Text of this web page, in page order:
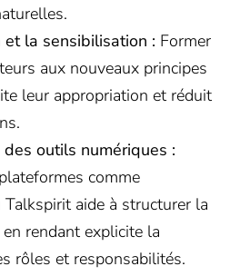
et la sensibilisation : Former
aux nouveaux principes
leur appropriation et réduit
des outils numériques :
comme
aide à structurer la
rendant explicite la
rôles et responsabilités.